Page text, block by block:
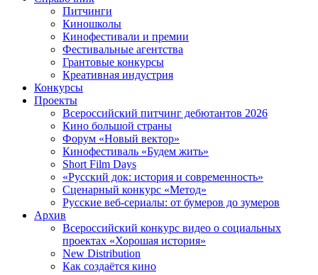
Питчинги
Киношколы
Кинофестивали и премии
Фестивальные агентства
Грантовые конкурсы
Креативная индустрия
Конкурсы
Проекты
Всероссийский питчинг дебютантов 2026
Кино большой страны
Форум «Новый вектор»
Кинофестиваль «Будем жить»
Short Film Days
«Русский док: история и современность»
Сценарный конкурс «Метод»
Русские веб-сериалы: от бумеров до зумеров
Архив
Всероссийский конкурс видео о социальных
проектах «Хорошая история»
New Distribution
Как создаётся кино